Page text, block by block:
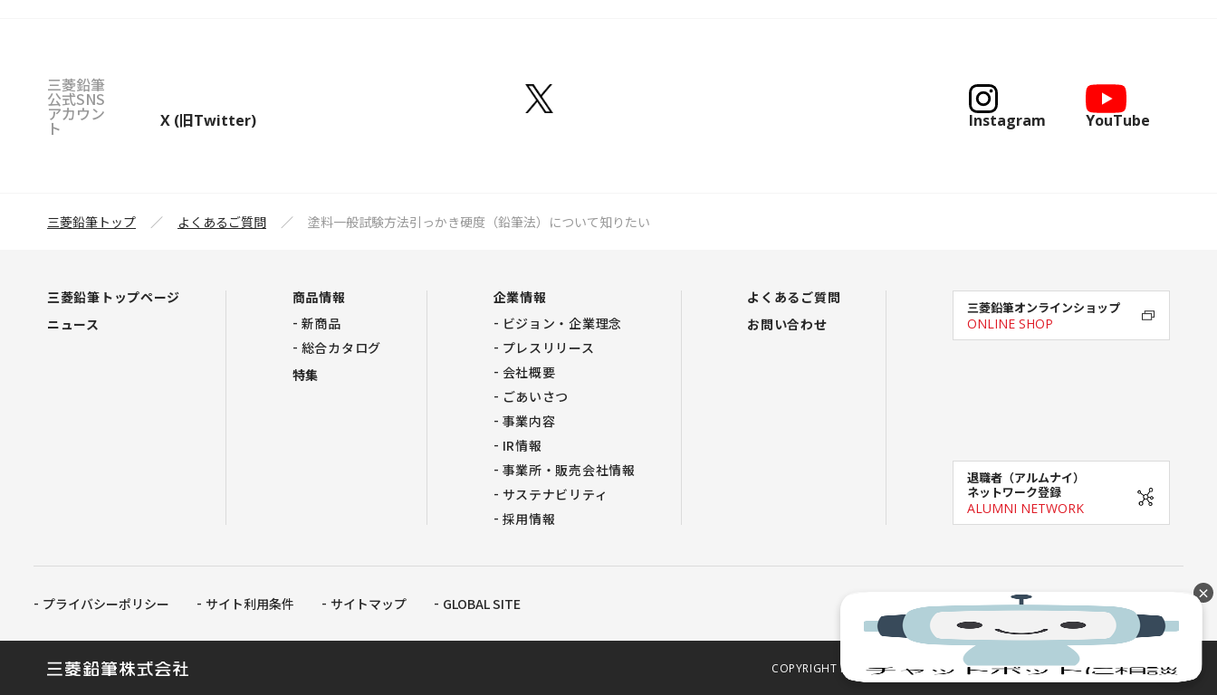
三菱鉛筆
公式SNS
アカウン
ト X (旧Twitter) Instagram YouTube
三菱鉛筆トップ よくあるご質問 塗料一般試験方法引っかき硬度（鉛筆法）について知りたい
三菱鉛筆トップページ
ニュース
商品情報
新商品
総合カタログ
特集
企業情報
ビジョン・企業理念
プレスリリース
会社概要
ごあいさつ
事業内容
IR情報
事業所・販売会社情報
サステナビリティ
採用情報
よくあるご質問
お問い合わせ
三菱鉛筆オンラインショップ
ONLINE SHOP
退職者（アルムナイ）
ネットワーク登録
ALUMNI NETWORK
プライバシーポリシー サイト利用条件 サイトマップ GLOBAL SITE
COPYRIGHT MITSUBISHI PENCIL COMPANY, LIMITED All Rights Reserved.
×